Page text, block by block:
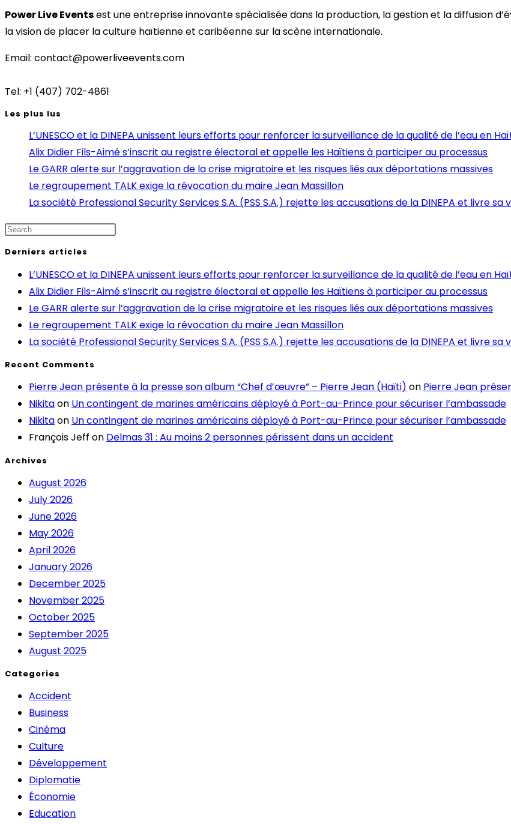
Power Live Eventsest une entreprise innovante spécialisée dans la production, la gestion et la diffusion
la vision de placer la culture haïtienne et caribéenne sur la scène internationale.
Email: contact@powerliveevents.com
Tel: +1 (407) 702-4861
Les plus lus
L’UNESCO et la DINEPA unissent leurs efforts pour renforcer la surveillance de la qualité de l’eau en
Alix Didier Fils-Aimé s’inscrit au registre électoral et appelle les Haïtiens à participer au processus
Le GARR alerte sur l’aggravation de la crise migratoire et les risques liés aux déportations massives
Le regroupement TALK exige la révocation du maire Jean Massillon
La société Professional Security Services S.A. (PSS S.A.) rejette les accusations de la DINEPA et livre sa
Derniers articles
L’UNESCO et la DINEPA unissent leurs efforts pour renforcer la surveillance de la qualité de l’eau en
Alix Didier Fils-Aimé s’inscrit au registre électoral et appelle les Haïtiens à participer au processus
Le GARR alerte sur l’aggravation de la crise migratoire et les risques liés aux déportations massives
Le regroupement TALK exige la révocation du maire Jean Massillon
La société Professional Security Services S.A. (PSS S.A.) rejette les accusations de la DINEPA et livre sa
Recent Comments
Pierre Jean présente à la presse son album “Chef d’œuvre” – Pierre Jean (Haïti) on Pierre Jean
Nikitaon Un contingent de marines américains déployé à Port-au-Prince pour sécuriser l’ambassade
Nikitaon Un contingent de marines américains déployé à Port-au-Prince pour sécuriser l’ambassade
François Jeff on Delmas 31 : Au moins 2 personnes périssent dans un accident
Archives
August 2026
July 2026
June 2026
May 2026
April 2026
January 2026
December 2025
November 2025
October 2025
September 2025
August 2025
Categories
Accident
Business
Cinéma
Culture
Développement
Diplomatie
Économie
Education